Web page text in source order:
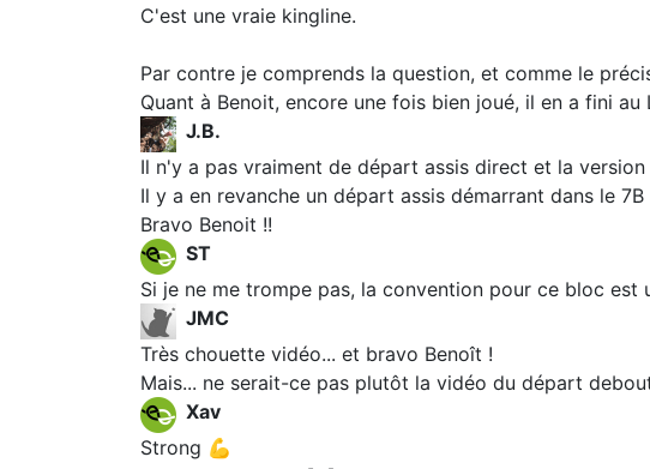
C'est une vraie kingline.
Par contre je comprends la question, et comme le
Quant à Benoit, encore une fois bien joué, il en a fini
J.B.
Il n'y a pas vraiment de départ assis direct et la
Il y a en revanche un départ assis démarrant dans le
Bravo Benoit !!
ST
Si je ne me trompe pas, la convention pour ce bloc
JMC
Très chouette vidéo... et bravo Benoît !
Mais... ne serait-ce pas plutôt la vidéo du départ
Xav
Strong 💪